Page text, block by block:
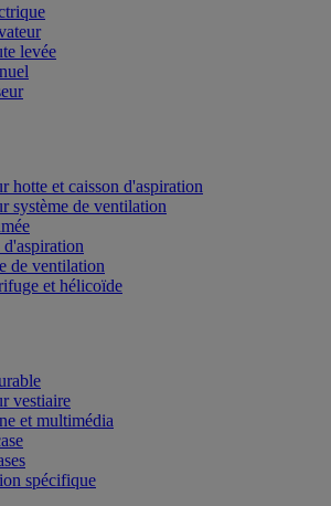
levée
hotte et caisson d'aspiration
système de ventilation
de ventilation
et hélicoïde
vestiaire
et multimédia
spécifique